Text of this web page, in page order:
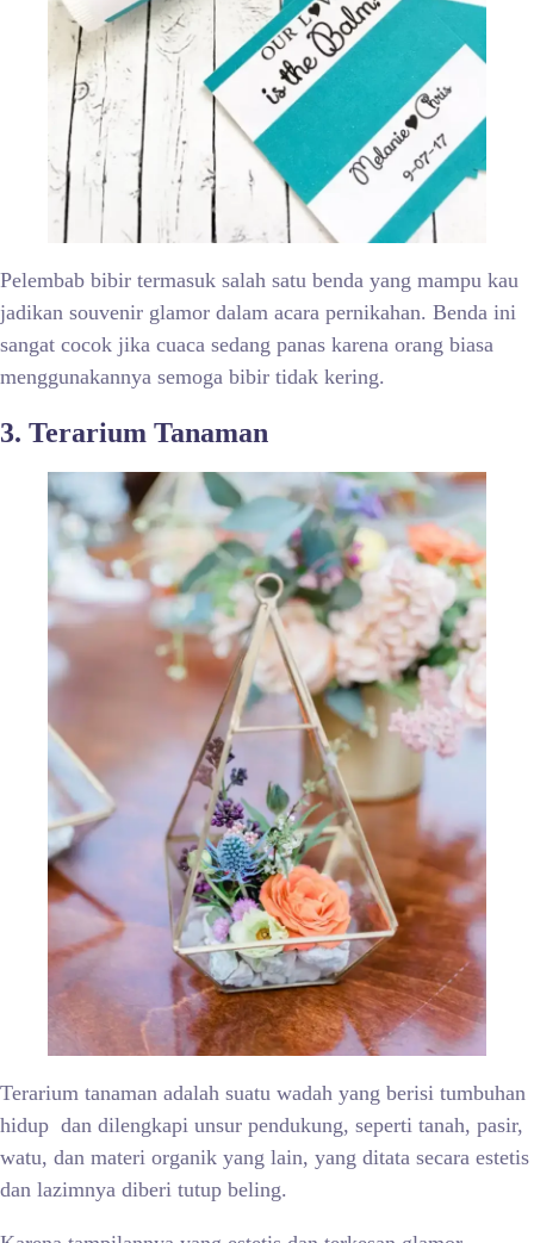
Pelembab bibir termasuk salah satu benda yang mampu kau
jadikan souvenir glamor dalam acara pernikahan. Benda ini
sangat cocok jika cuaca sedang panas karena orang biasa
menggunakannya semoga bibir tidak kering.
3. Terarium Tanaman
Terarium tanaman adalah suatu wadah yang berisi tumbuhan
hidup dan dilengkapi unsur pendukung, seperti tanah, pasir,
watu, dan materi organik yang lain, yang ditata secara estetis
dan lazimnya diberi tutup beling.